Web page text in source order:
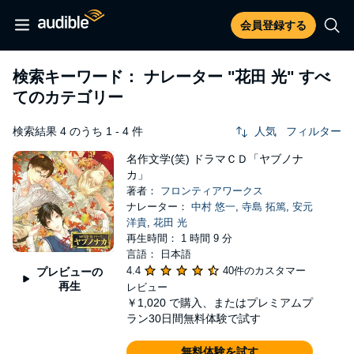
会員登録する
検索キーワード： ナレーター "花田 光" すべ
てのカテゴリー
検索結果 4 のうち 1 - 4 件 人気 フィルター
プレビューの
再生
名作文学(笑) ドラマＣＤ「ヤブノナ
カ」
著者： フロンティアワークス
ナレーター： 中村 悠一, 寺島 拓篤, 安元
洋貴, 花田 光
再生時間： 1 時間 9 分
言語： 日本語
4.4
40件のカスタマー
レビュー
￥1,020 で購入、またはプレミアムプ
ラン30日間無料体験で試す